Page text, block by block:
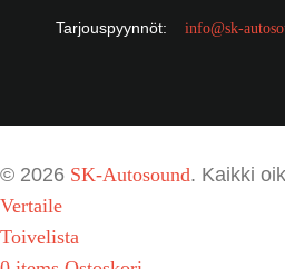
Tarjouspyynnöt: info@sk-
© 2026 SK-Autosound. Kaikki
Vertaile
Toivelista